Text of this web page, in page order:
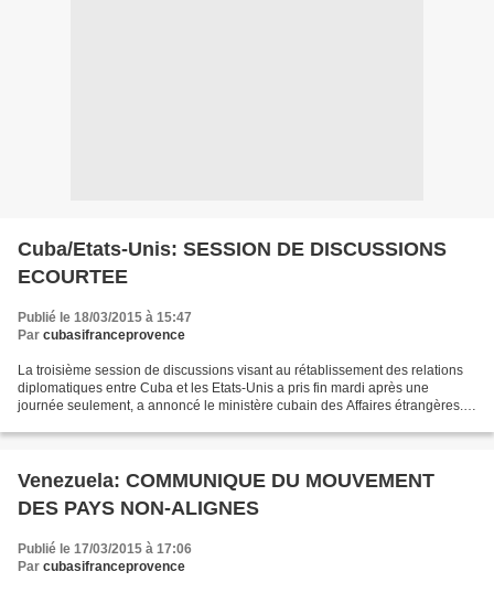
Cuba/Etats-Unis: SESSION DE DISCUSSIONS
ECOURTEE
Publié le 18/03/2015 à 15:47
Par cubasifranceprovence
La troisième session de discussions visant au rétablissement des relations
diplomatiques entre Cuba et les Etats-Unis a pris fin mardi après une
journée seulement, a annoncé le ministère cubain des Affaires étrangères.
Venezuela: COMMUNIQUE DU MOUVEMENT
DES PAYS NON-ALIGNES
Publié le 17/03/2015 à 17:06
Par cubasifranceprovence